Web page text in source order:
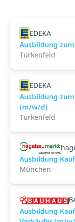
EDEKA
Ausbildung
Türkenfeld
EDEKA
Ausbildung
(m/w/d)
Türkenfeld
Ausbildung
München
Ausbildung